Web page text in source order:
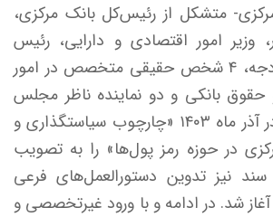
متشکل از رئیس‌کل بانک مرکزی،
وزیر امور اقتصادی و دارایی، رئیس
سازمان برنامه و بودجه، ۴ شخص حقیقی متخصص در امور
بانکی و دو نماینده ناظر مجلس
شورای اسلامی – در آذر ماه ۱۴۰۳ «چارچوب سیاستگذاری و
در حوزه رمز پول‌ها» را به تصویب
نیز تدوین دستورالعمل‌های فرعی
شد. در ادامه و با ورود غیرتخصصی و